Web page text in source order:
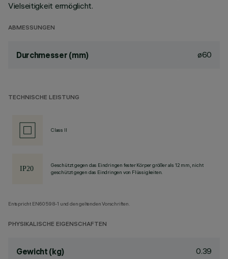
Vielseitigkeit ermöglicht.
ABMESSUNGEN
Durchmesser (mm) ø60
TECHNISCHE LEISTUNG
Class II
Geschützt gegen das Eindringen fester Körper größer als 12 mm, nicht
geschützt gegen das Eindringen von Flüssigkeiten.
Entspricht EN60598-1 und den geltenden Vorschriften.
PHYSIKALISCHE EIGENSCHAFTEN
Gewicht (kg) 0.39